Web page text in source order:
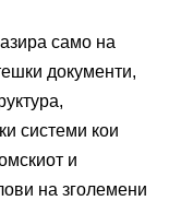
само на
документи,
системи кои
и
на зголемени